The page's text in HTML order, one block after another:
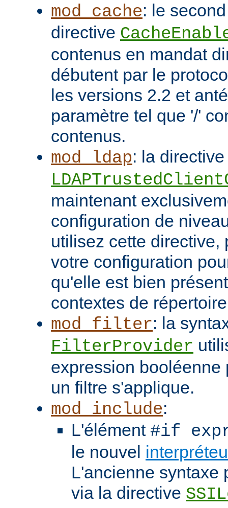
mod_cache: le
directive
contenus en mandat
débutent par le
les versions 2.2 et
paramètre tel que '/'
contenus.
mod_ldap: la directive
maintenant
configuration de
utilisez cette directive,
votre configuration
qu'elle est bien
contextes de
mod_filter: la
FilterProvider
expression booléenne
un filtre s'applique.
mod_include:
L'élément #if
le nouvel
L'ancienne syntaxe
via la directive